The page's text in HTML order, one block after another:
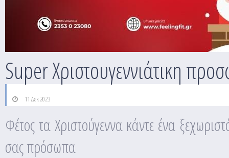
Super Χριστουγεννιάτικη
11 Δεκ 2023
Φέτος τα Χριστούγεννα κάντε ένα
σας πρόσωπα